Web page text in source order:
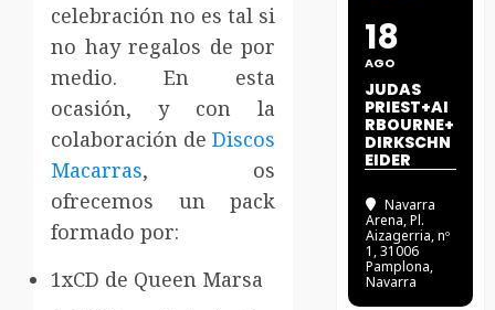
celebración no es tal si
no hay regalos de por
medio. En esta
ocasión, y con la
colaboración deDiscos
Macarras, os
ofrecemos un pack
formado por:
1xCD de Queen Marsa
18
AGO
JUDAS
PRIEST+AI
RBOURNE+
DIRKSCHN
EIDER
Navarra
Arena, Pl.
Aizagerria, nº
1, 31006
Pamplona,
Navarra